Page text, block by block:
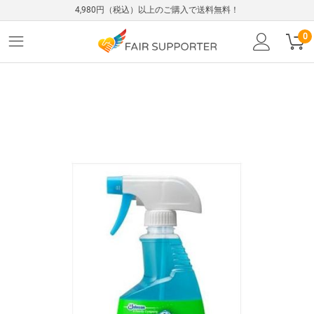
4,980円（税込）以上のご購入で送料無料！
0